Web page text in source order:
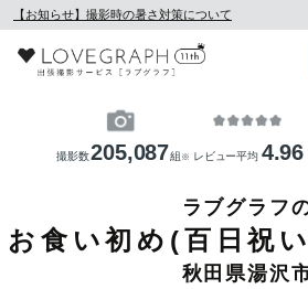
【お知らせ】撮影時の暑さ対策について
撮影数205,087組 ※ レビュー平均 4.96
ラブグラフ
お食い初め(百日祝
秋田県湯沢